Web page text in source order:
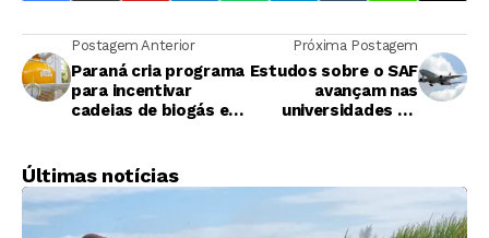
Postagem Anterior
Paraná cria programa
para incentivar
cadeias de biogás e
Próxima Postagem
Estudos sobre o SAF
avançam nas
universidades do
Últimas notícias